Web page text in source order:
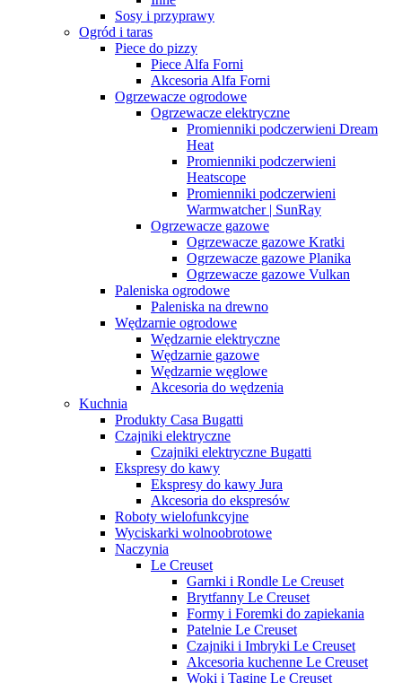
Sosy i przyprawy
Ogród i taras
Piece do pizzy
Piece Alfa Forni
Akcesoria Alfa Forni
Ogrzewacze ogrodowe
Ogrzewacze elektryczne
Promienniki podczerwieni Dream
Heat
Promienniki podczerwieni
Heatscope
Promienniki podczerwieni
Warmwatcher | SunRay
Ogrzewacze gazowe
Ogrzewacze gazowe Kratki
Ogrzewacze gazowe Planika
Ogrzewacze gazowe Vulkan
Paleniska ogrodowe
Paleniska na drewno
Wędzarnie ogrodowe
Wędzarnie elektryczne
Wędzarnie gazowe
Wędzarnie węglowe
Akcesoria do wędzenia
Kuchnia
Produkty Casa Bugatti
Czajniki elektryczne
Czajniki elektryczne Bugatti
Ekspresy do kawy
Ekspresy do kawy Jura
Akcesoria do ekspresów
Roboty wielofunkcyjne
Wyciskarki wolnoobrotowe
Naczynia
Le Creuset
Garnki i Rondle Le Creuset
Brytfanny Le Creuset
Formy i Foremki do zapiekania
Patelnie Le Creuset
Czajniki i Imbryki Le Creuset
Akcesoria kuchenne Le Creuset
Woki i Tagine Le Creuset